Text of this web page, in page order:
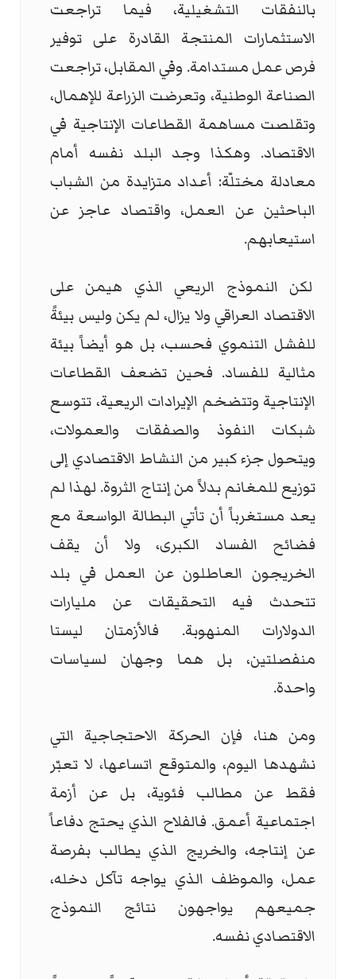
بالنفقات التشغيلية، فيما تراجعت
الاستثمارات المنتجة القادرة على توفير
فرص عمل مستدامة. وفي المقابل، تراجعت
الصناعة الوطنية، وتعرضت الزراعة للإهمال،
وتقلصت مساهمة القطاعات الإنتاجية في
الاقتصاد. وهكذا وجد البلد نفسه أمام
معادلة مختلّة: أعداد متزايدة من الشباب
الباحثين عن العمل، واقتصاد عاجز عن
استيعابهم.
لكن النموذج الريعي الذي هيمن على
الاقتصاد العراقي ولا يزال، لم يكن وليس بيئةً
للفشل التنموي فحسب، بل هو أيضاً بيئة
مثالية للفساد. فحين تضعف القطاعات
الإنتاجية وتتضخم الإيرادات الريعية، تتوسع
شبكات النفوذ والصفقات والعمولات،
ويتحول جزء كبير من النشاط الاقتصادي إلى
توزيع للمغانم بدلاً من إنتاج الثروة. لهذا لم
يعد مستغرباً أن تأتي البطالة الواسعة مع
فضائح الفساد الكبرى، ولا أن يقف
الخريجون العاطلون عن العمل في بلد
تتحدث فيه التحقيقات عن مليارات
الدولارات المنهوبة. فالأزمتان ليستا
منفصلتين، بل هما وجهان لسياسات
واحدة.
ومن هنا، فإن الحركة الاحتجاجية التي
نشهدها اليوم، والمتوقع اتساعها، لا تعبّر
فقط عن مطالب فئوية، بل عن أزمة
اجتماعية أعمق. فالفلاح الذي يحتج دفاعاً
عن إنتاجه، والخريج الذي يطالب بفرصة
عمل، والموظف الذي يواجه تآكل دخله،
جميعهم يواجهون نتائج النموذج
الاقتصادي نفسه.